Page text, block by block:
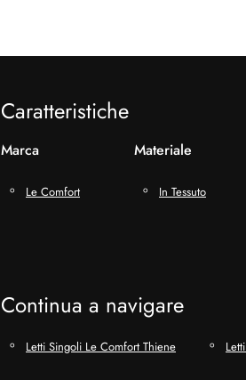
Caratteristiche
Marca
Le Comfort
Materiale
In Tessuto
Continua a navigare
Letti Singoli Le Comfort Thiene